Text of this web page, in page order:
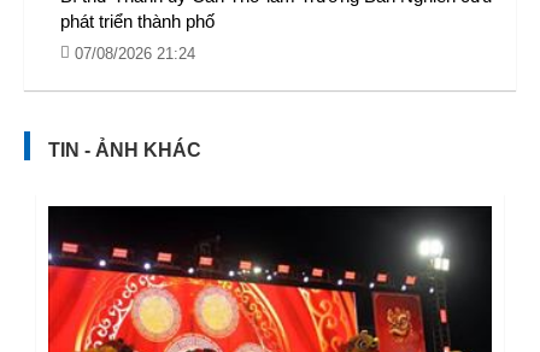
phát triển thành phố
07/08/2026 21:24
TIN - ẢNH KHÁC